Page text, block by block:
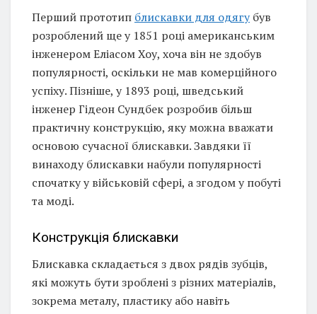
Перший прототип блискавки для одягубув
розроблений ще у 1851 році американським
інженером Еліасом Хоу, хоча він не здобув
популярності, оскільки не мав комерційного
успіху. Пізніше, у 1893 році, шведський
інженер Гідеон Сундбек розробив більш
практичну конструкцію, яку можна вважати
основою сучасної блискавки. Завдяки її
винаходу блискавки набули популярності
спочатку у військовій сфері, а згодом у побуті
та моді.
Конструкція блискавки
Блискавка складається з двох рядів зубців,
які можуть бути зроблені з різних матеріалів,
зокрема металу, пластику або навіть